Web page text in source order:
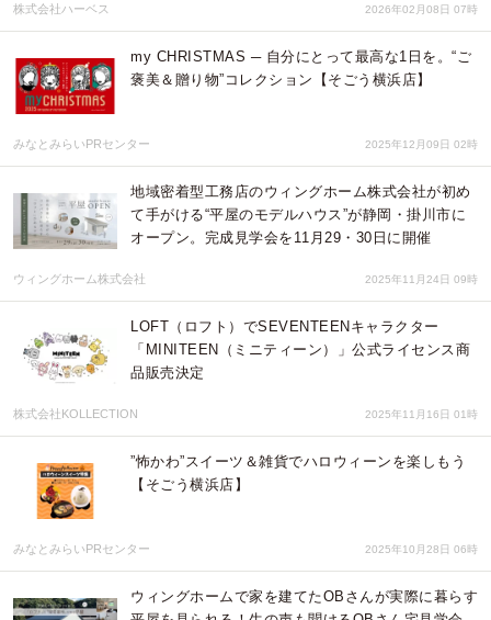
株式会社ハーベス 2026年02月08日 07時
my CHRISTMAS ─ 自分にとって最高な1日を。“ご
褒美＆贈り物”コレクション【そごう横浜店】
みなとみらいPRセンター 2025年12月09日 02時
地域密着型工務店のウィングホーム株式会社が初め
て手がける“平屋のモデルハウス”が静岡・掛川市に
オープン。完成見学会を11月29・30日に開催
ウィングホーム株式会社 2025年11月24日 09時
LOFT（ロフト）でSEVENTEENキャラクター
「MINITEEN（ミニティーン）」公式ライセンス商
品販売決定
株式会社KOLLECTION 2025年11月16日 01時
”怖かわ”スイーツ＆雑貨でハロウィーンを楽しもう
【そごう横浜店】
みなとみらいPRセンター 2025年10月28日 06時
ウィングホームで家を建てたOBさんが実際に暮らす